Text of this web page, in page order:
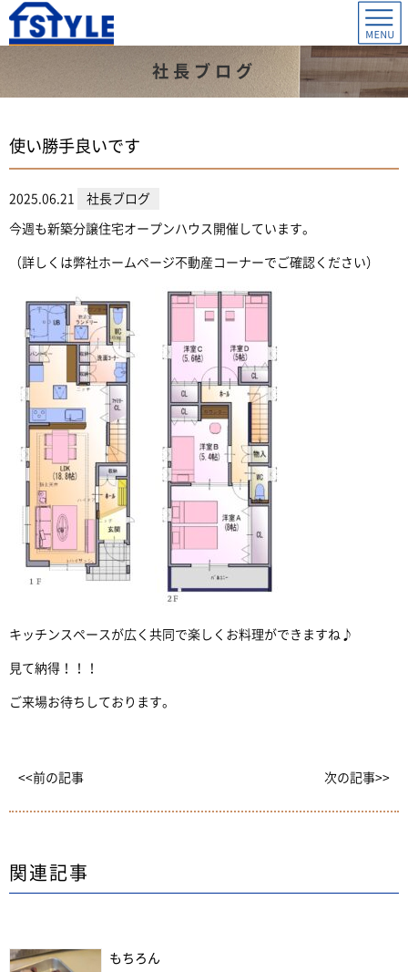
社長ブログ
使い勝手良いです
2025.06.21 社長ブログ
今週も新築分譲住宅オープンハウス開催しています。
（詳しくは弊社ホームページ不動産コーナーでご確認ください）
キッチンスペースが広く共同で楽しくお料理ができますね♪
見て納得！！！
ご来場お待ちしております。
<<前の記事 次の記事>>
関連記事
もちろん